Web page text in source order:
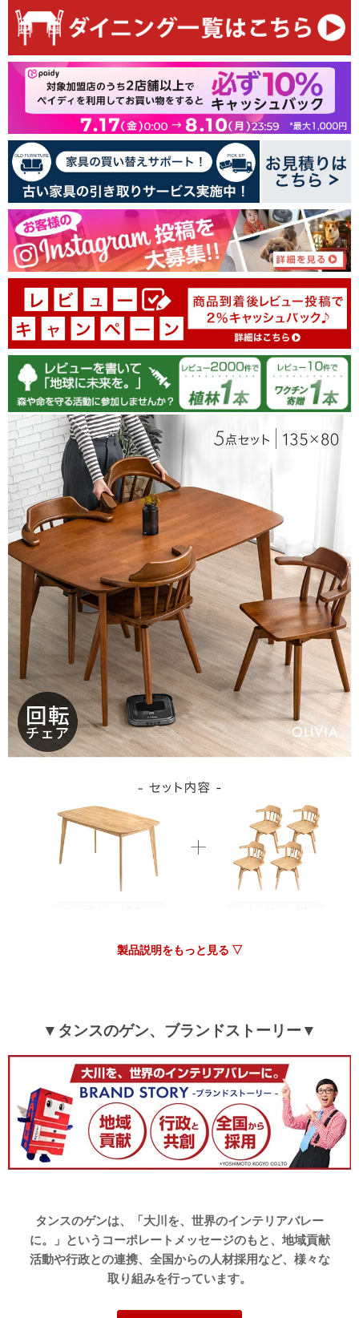
5つ星中4.50つ星
レビュー数 2 件
1
1
0
0
0
レビューを書く
11/16/2025
ナチュラルを購入しました。いいですネ‼️
>>タンスのゲンが返信しました
この度はご購入いただき、誠にありがとうございます。
ナチュラルカラーをお気に入りいただけたとのこと、とて
も嬉しく拝見いたしました。お部屋の雰囲気にもよく馴染
むカラーですので、末永く快適にお使いいただければ幸い
です。
今後ともタンスのゲンをどうぞよろしくお願いいたしま
す。
09/20/2025
tansu-gen671971
組み立て時、ネジが上手くはまらない場所があったので星4
つ。むりやり捩じ込んで組み立ててとりあえず問題なく使えて
いるので良かったです。デザインは気に入っています。
>>タンスのゲンが返信しました
お使いいただく中で支障をきたすようでしたら、大変恐れ
入りますが、ご連絡いただけますと幸いです。
何卒よろしくお願いいたします。
製品説明をもっと見る ▽
▼タンスのゲン、ブランドストーリー▼
タンスのゲンは、「大川を、世界のインテリアバレー
に。」というコーポレートメッセージのもと、地域貢献
活動や行政との連携、全国からの人材採用など、様々な
取り組みを行っています。